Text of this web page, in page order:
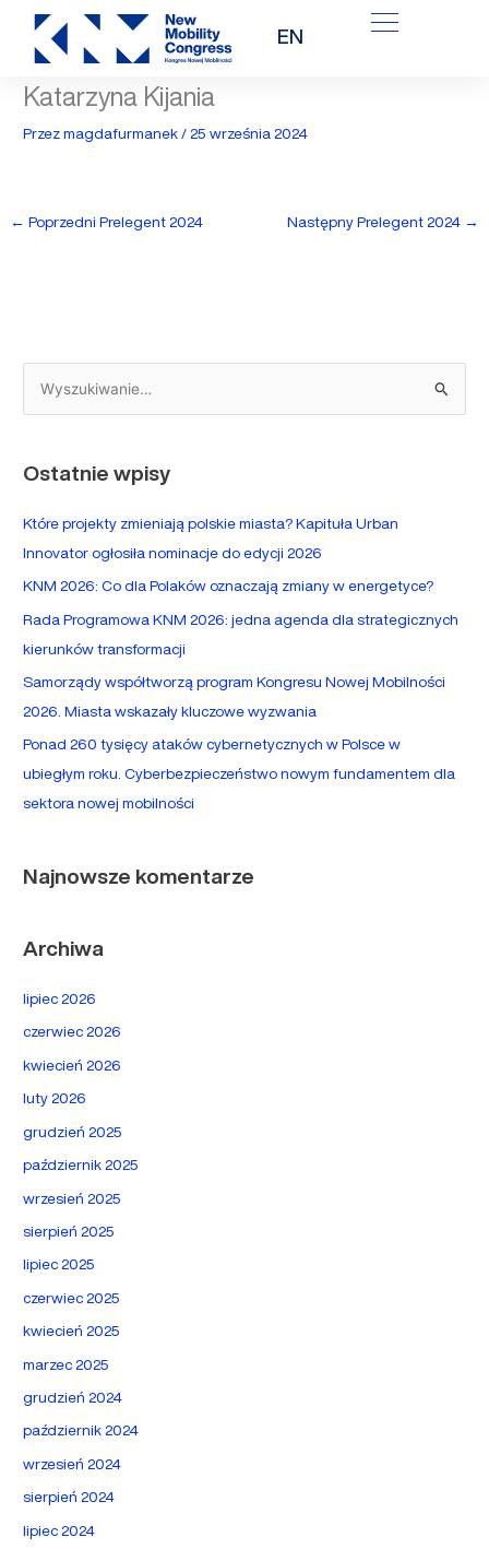
Przejdź
treści
EN
Katarzyna Kijania
Przezmagdafurmanek/25 września 2024
← Poprzedni Prelegent 2024 Następny Prelegent 2024 →
z
k
l
a
:
Ostatnie wpisy
Które projekty zmieniają polskie miasta? Kapituła Urban
Innovator ogłosiła nominacje do edycji 2026
KNM 2026: Co dla Polaków oznaczają zmiany w energetyce?
Rada Programowa KNM 2026: jedna agenda dla strategicznych
kierunków transformacji
Samorządy współtworzą program Kongresu Nowej Mobilności
2026. Miasta wskazały kluczowe wyzwania
Ponad 260 tysięcy ataków cybernetycznych w Polsce w
ubiegłym roku. Cyberbezpieczeństwo nowym fundamentem dla
sektora nowej mobilności
Najnowsze komentarze
Archiwa
lipiec 2026
czerwiec 2026
kwiecień 2026
luty 2026
grudzień 2025
październik 2025
wrzesień 2025
sierpień 2025
lipiec 2025
czerwiec 2025
kwiecień 2025
marzec 2025
grudzień 2024
październik 2024
wrzesień 2024
sierpień 2024
lipiec 2024